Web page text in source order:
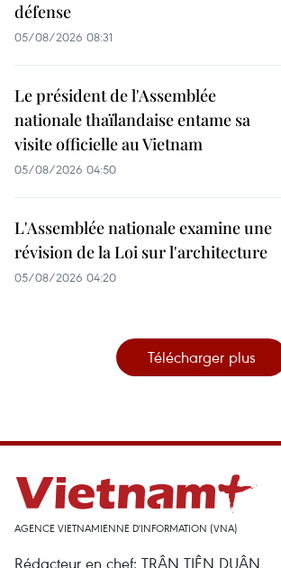
défense
05/08/2026 08:31
Le président de l'Assemblée
nationale thaïlandaise entame sa
visite officielle au Vietnam
05/08/2026 04:50
L'Assemblée nationale examine une
révision de la Loi sur l'architecture
05/08/2026 04:20
Télécharger plus
AGENCE VIETNAMIENNE D'INFORMATION (VNA)
Rédacteur en chef: TRÂN TIÊN DUÂN